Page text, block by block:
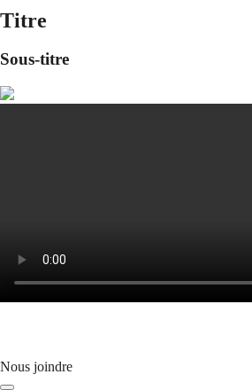
Titre
Sous-titre
Nous joindre